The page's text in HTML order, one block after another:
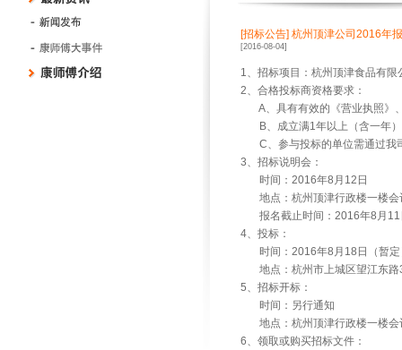
[招标公告] 杭州顶津公司2016年
[2016-08-04]
1、招标项目：杭州顶津食品有
2、合格投标商资格要求：
A、具有有效的《营业执照》
B、成立满1年以上（含一年
C、参与投标的单位需通过我
3、招标说明会：
时间： 2016年8 月 12 日
地点：杭州顶津行政楼一楼会
报名截止时间： 2016年8 月 11
4、投标：
时间： 2016年8 月 18 日（暂
地点：杭州市上城区望江东路
5、招标开标：
时间：另行通知
地点：杭州顶津行政楼一楼会
6、领取或购买招标文件：